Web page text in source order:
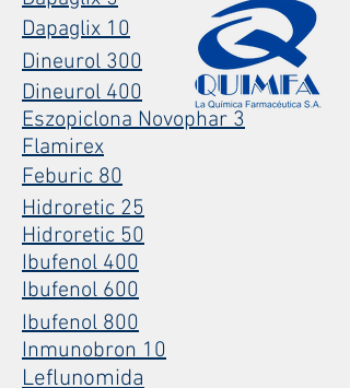
Dapaglix 10
Dineurol 300
Dineurol 400
Eszopiclona Novophar 3
Flamirex
Feburic 80
Hidroretic 25
Hidroretic 50
Ibufenol 400
Ibufenol 600
Ibufenol 800
Inmunobron 10
Leflunomida